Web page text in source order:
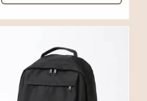
t
k
l
á
s
á